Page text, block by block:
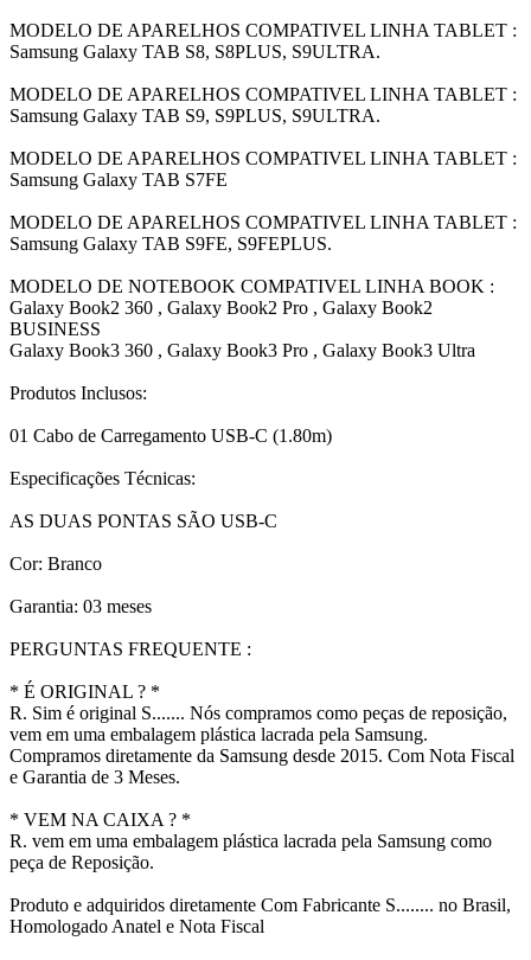
MODELO DE APARELHOS COMPATIVEL LINHA TABLET :
Samsung Galaxy TAB S8, S8PLUS, S9ULTRA.
MODELO DE APARELHOS COMPATIVEL LINHA TABLET :
Samsung Galaxy TAB S9, S9PLUS, S9ULTRA.
MODELO DE APARELHOS COMPATIVEL LINHA TABLET :
Samsung Galaxy TAB S7FE
MODELO DE APARELHOS COMPATIVEL LINHA TABLET :
Samsung Galaxy TAB S9FE, S9FEPLUS.
MODELO DE NOTEBOOK COMPATIVEL LINHA BOOK :
Galaxy Book2 360 , Galaxy Book2 Pro , Galaxy Book2
BUSINESS
Galaxy Book3 360 , Galaxy Book3 Pro , Galaxy Book3 Ultra
Produtos Inclusos:
01 Cabo de Carregamento USB-C (1.80m)
Especificações Técnicas:
AS DUAS PONTAS SÃO USB-C
Cor: Branco
Garantia: 03 meses
PERGUNTAS FREQUENTE :
* É ORIGINAL ? *
R. Sim é original S....... Nós compramos como peças de reposição,
vem em uma embalagem plástica lacrada pela Samsung.
Compramos diretamente da Samsung desde 2015. Com Nota Fiscal
e Garantia de 3 Meses.
* VEM NA CAIXA ? *
R. vem em uma embalagem plástica lacrada pela Samsung como
peça de Reposição.
Produto e adquiridos diretamente Com Fabricante S........ no Brasil,
Homologado Anatel e Nota Fiscal